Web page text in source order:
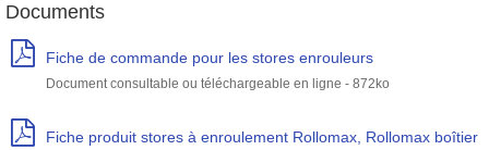
Documents
Fiche de commande pour les stores enrouleurs
Document consultable ou téléchargeable en ligne - 872ko
Fiche produit stores à enroulement Rollomax, Rollomax boîtier